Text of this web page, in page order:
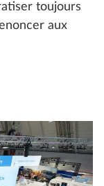
toujours
aux